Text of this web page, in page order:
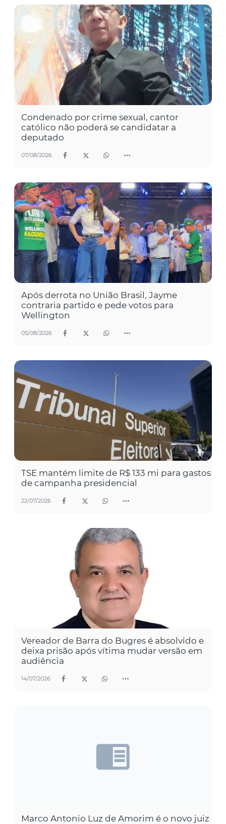
Condenado por crime sexual, cantor
católico não poderá se candidatar a
deputado
07/08/2026
Após derrota no União Brasil, Jayme
contraria partido e pede votos para
Wellington
05/08/2026
TSE mantém limite de R$ 133 mi para gastos
de campanha presidencial
22/07/2026
Vereador de Barra do Bugres é absolvido e
deixa prisão após vítima mudar versão em
audiência
14/07/2026
Marco Antonio Luz de Amorim é o novo juiz